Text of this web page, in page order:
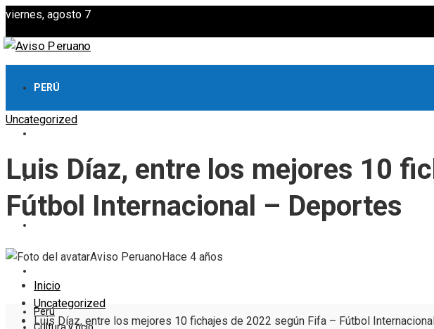
viernes, agosto 7
PERÚ
CIENCIA Y TECNOLOGÍA
Perú
Uncategorized
Luis Díaz, entre los mejores 10
Fútbol Internacional – Deportes
Aviso Peruano Hace 4 años
Inicio
Uncategorized
Luis Díaz, entre los mejores 10 fichajes de 2022 según Fifa – Fútbol